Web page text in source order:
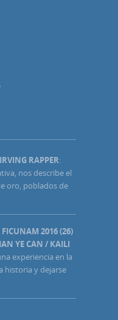
RAPPER:
nos describe el
oro, poblados de
FICUNAM 2016 (26)
YE CAN / KAILI
experiencia en la
historia y dejarse